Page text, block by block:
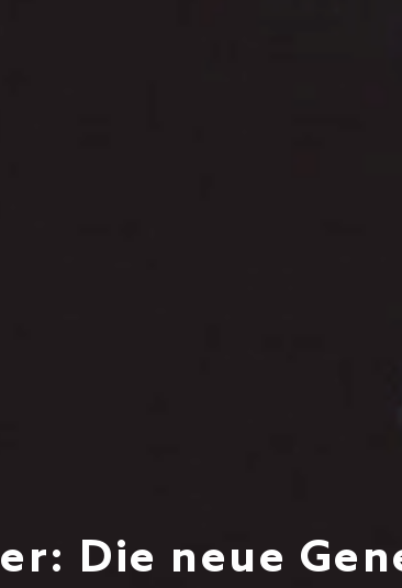
Die neue